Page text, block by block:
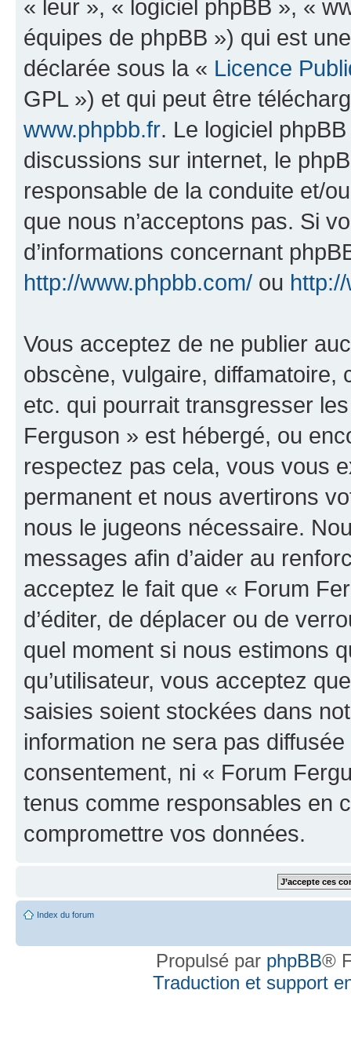
« leur », « logiciel phpBB », «
équipes de phpBB ») qui est
déclarée sous la « Licence
GPL ») et qui peut être
www.phpbb.fr. Le logiciel
discussions sur internet, le
responsable de la conduite et/
que nous n’acceptons pas. Si
d’informations concernant
http://www.phpbb.com/ ou
Vous acceptez de ne publier
obscène, vulgaire, diffamatoire,
etc. qui pourrait transgresser
Ferguson » est hébergé, ou
respectez pas cela, vous vous
permanent et nous avertirons
nous le jugeons nécessaire.
messages afin d’aider au
acceptez le fait que « Forum
d’éditer, de déplacer ou de
quel moment si nous estimons
qu’utilisateur, vous acceptez
saisies soient stockées dans
information ne sera pas
consentement, ni « Forum
tenus comme responsables en
compromettre vos données.
Index du forum
Propulsé par phpBB®
Traduction et support